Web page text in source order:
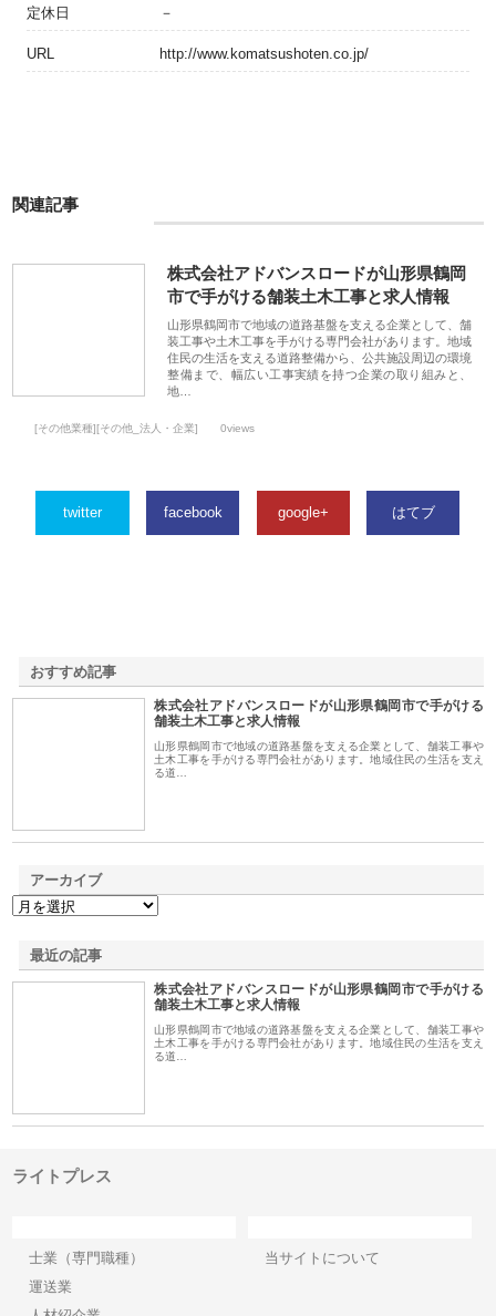
定休日 －
URL http://www.komatsushoten.co.jp/
関連記事
株式会社アドバンスロードが山形県鶴岡
市で手がける舗装土木工事と求人情報
山形県鶴岡市で地域の道路基盤を支える企業として、舗
装工事や土木工事を手がける専門会社があります。地域
住民の生活を支える道路整備から、公共施設周辺の環境
整備まで、幅広い工事実績を持つ企業の取り組みと、
地…
[その他業種][その他_法人・企業] 0views
twitter facebook google+ はてブ
おすすめ記事
株式会社アドバンスロードが山形県鶴岡市で手がける
舗装土木工事と求人情報
山形県鶴岡市で地域の道路基盤を支える企業として、舗装工事や
土木工事を手がける専門会社があります。地域住民の生活を支え
る道…
アーカイブ
最近の記事
株式会社アドバンスロードが山形県鶴岡市で手がける
舗装土木工事と求人情報
山形県鶴岡市で地域の道路基盤を支える企業として、舗装工事や
土木工事を手がける専門会社があります。地域住民の生活を支え
る道…
ライトプレス
士業（専門職種）
運送業
当サイトについて